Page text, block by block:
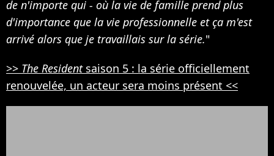
de n'importe qui - où la vie de famille prend plus
d'importance que la vie professionnelle et ça m'est
arrivé alors que je travaillais sur la série."
>> The Residentsaison 5 : la série officiellement
renouvelée, un acteur sera moins présent <<